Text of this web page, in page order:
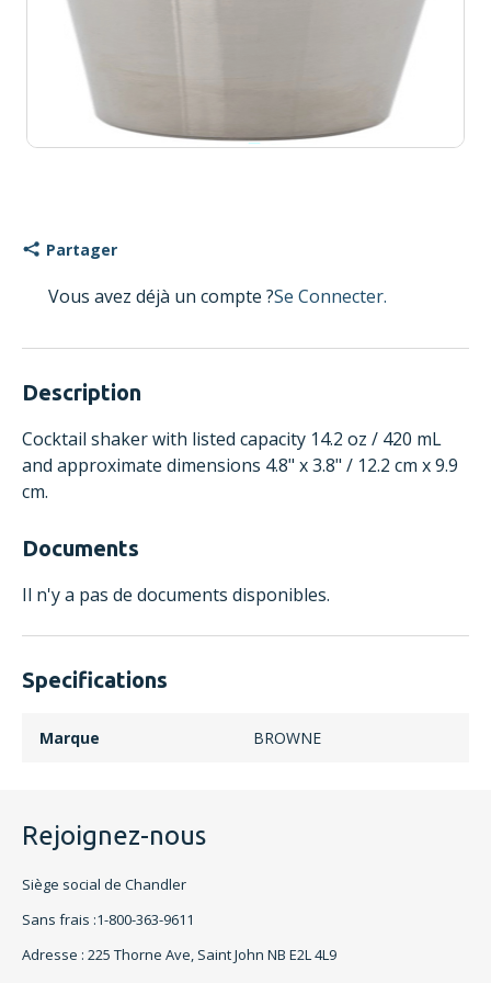
Partager
Vous avez déjà un compte ?Se Connecter.
Description
Cocktail shaker with listed capacity 14.2 oz / 420 mL
and approximate dimensions 4.8" x 3.8" / 12.2 cm x 9.9
cm.
Documents
Il n'y a pas de documents disponibles.
Specifications
Marque BROWNE
Rejoignez-nous
Siège social de Chandler
Sans frais :1-800-363-9611
Adresse : 225 Thorne Ave, Saint John NB E2L 4L9